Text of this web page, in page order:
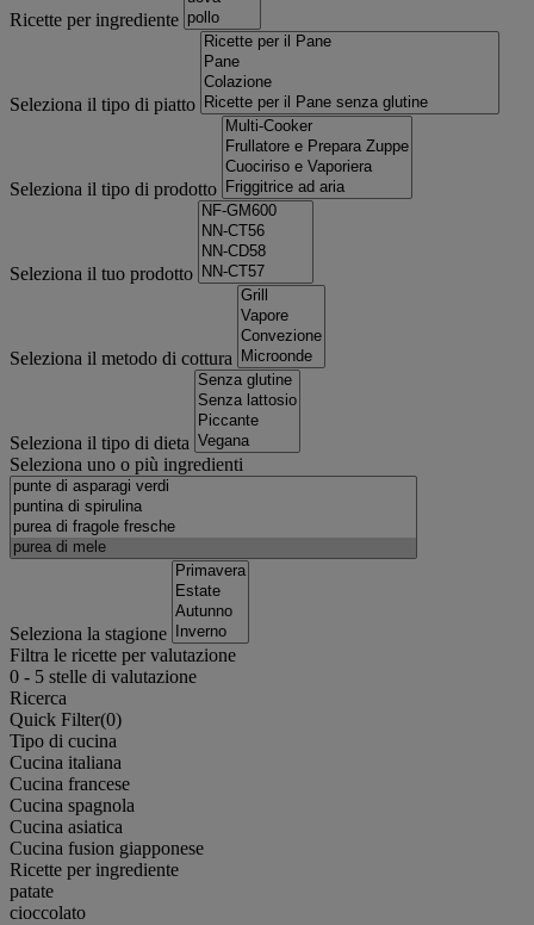
Ricette per ingrediente
Seleziona il tipo di piatto
Seleziona il tipo di prodotto
Seleziona il tuo prodotto
Seleziona il metodo di cottura
Seleziona il tipo di dieta
Seleziona uno o più ingredienti
Seleziona la stagione
Filtra le ricette per valutazione
0 - 5 stelle di valutazione
Ricerca
Quick Filter(0)
Tipo di cucina
Cucina italiana
Cucina francese
Cucina spagnola
Cucina asiatica
Cucina fusion giapponese
Ricette per ingrediente
patate
cioccolato